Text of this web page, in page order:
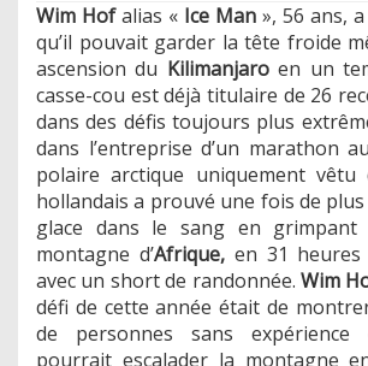
Wim Hofalias « Ice Man », 56 ans,
qu’il pouvait garder la tête froide
ascension du Kilimanjaroen un
casse-cou est déjà titulaire de 26
dans des défis toujours plus
dans l’entreprise d’un marathon
polaire arctique uniquement vêtu
hollandais a prouvé une fois de plus
glace dans le sang en
montagne d’Afrique,en 31 heures
avec un short de randonnée. Wim
défi de cette année était de
de personnes sans expérience
pourrait escalader la montagne